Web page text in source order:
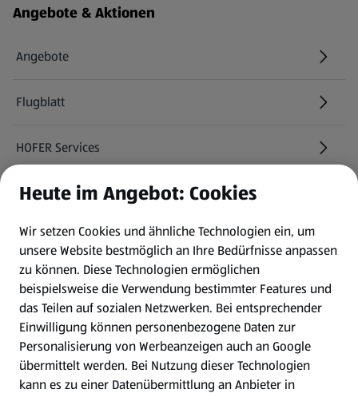
Angebote & Aktionen
Angebote
Flugblatt
HOFER Services
Newsletter
WhatsApp
Gewinnspiele
Mein HOFER. Meine Einkäufe.
Meine Meinung. Mein HOFER.
Heute im Angebot: Cookies
Wir setzen Cookies und ähnliche Technologien ein, um
unsere Website bestmöglich an Ihre Bedürfnisse anpassen
zu können. Diese Technologien ermöglichen
beispielsweise die Verwendung bestimmter Features und
das Teilen auf sozialen Netzwerken. Bei entsprechender
Einwilligung können personenbezogene Daten zur
Personalisierung von Werbeanzeigen auch an Google
übermittelt werden. Bei Nutzung dieser Technologien
kann es zu einer Datenübermittlung an Anbieter in